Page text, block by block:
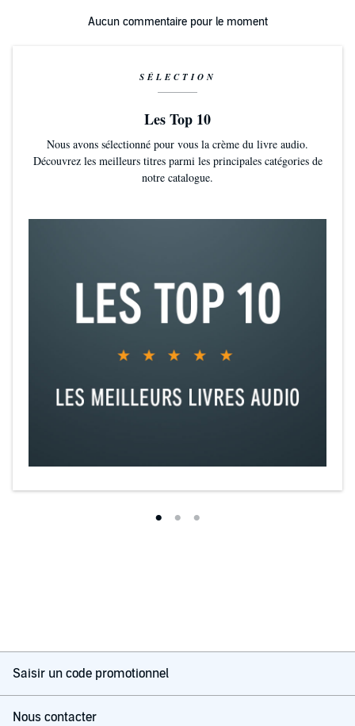
Aucun commentaire pour le moment
SÉLECTION
Les Top 10
Nous avons sélectionné pour vous la crème du livre audio.
Découvrez les meilleurs titres parmi les principales catégories de
notre catalogue.
Saisir un code promotionnel
Nous contacter